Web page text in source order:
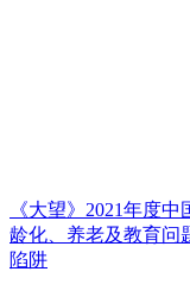
《大望》2021年度
龄化、养老及教育问
陷阱